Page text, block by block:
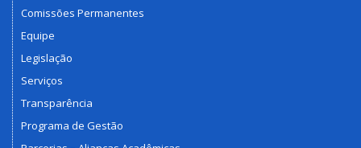
Comissões Permanentes
Equipe
Legislação
Serviços
Transparência
Programa de Gestão